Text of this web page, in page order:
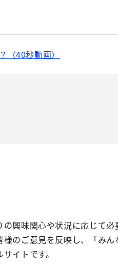
（40秒動画）
の興味関心や状況に応じて必
様のご意見を反映し、「みん
イトです。